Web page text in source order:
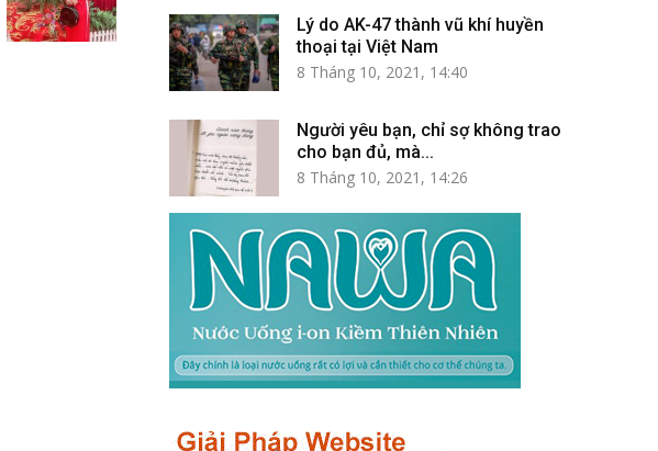
Lý do AK-47 thành vũ khí huyền
thoại tại Việt Nam
8 Tháng 10, 2021, 14:40
Người yêu bạn, chỉ sợ không trao
cho bạn đủ, mà...
8 Tháng 10, 2021, 14:26